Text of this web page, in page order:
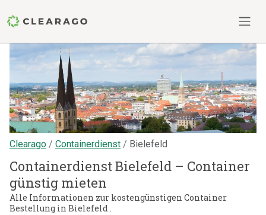
Clearago Containerdienst Bielefeld
Containerdienst Bielefeld – Container
günstig mieten
Alle Informationen zur kostengünstigen Container
Bestellung in Bielefeld .